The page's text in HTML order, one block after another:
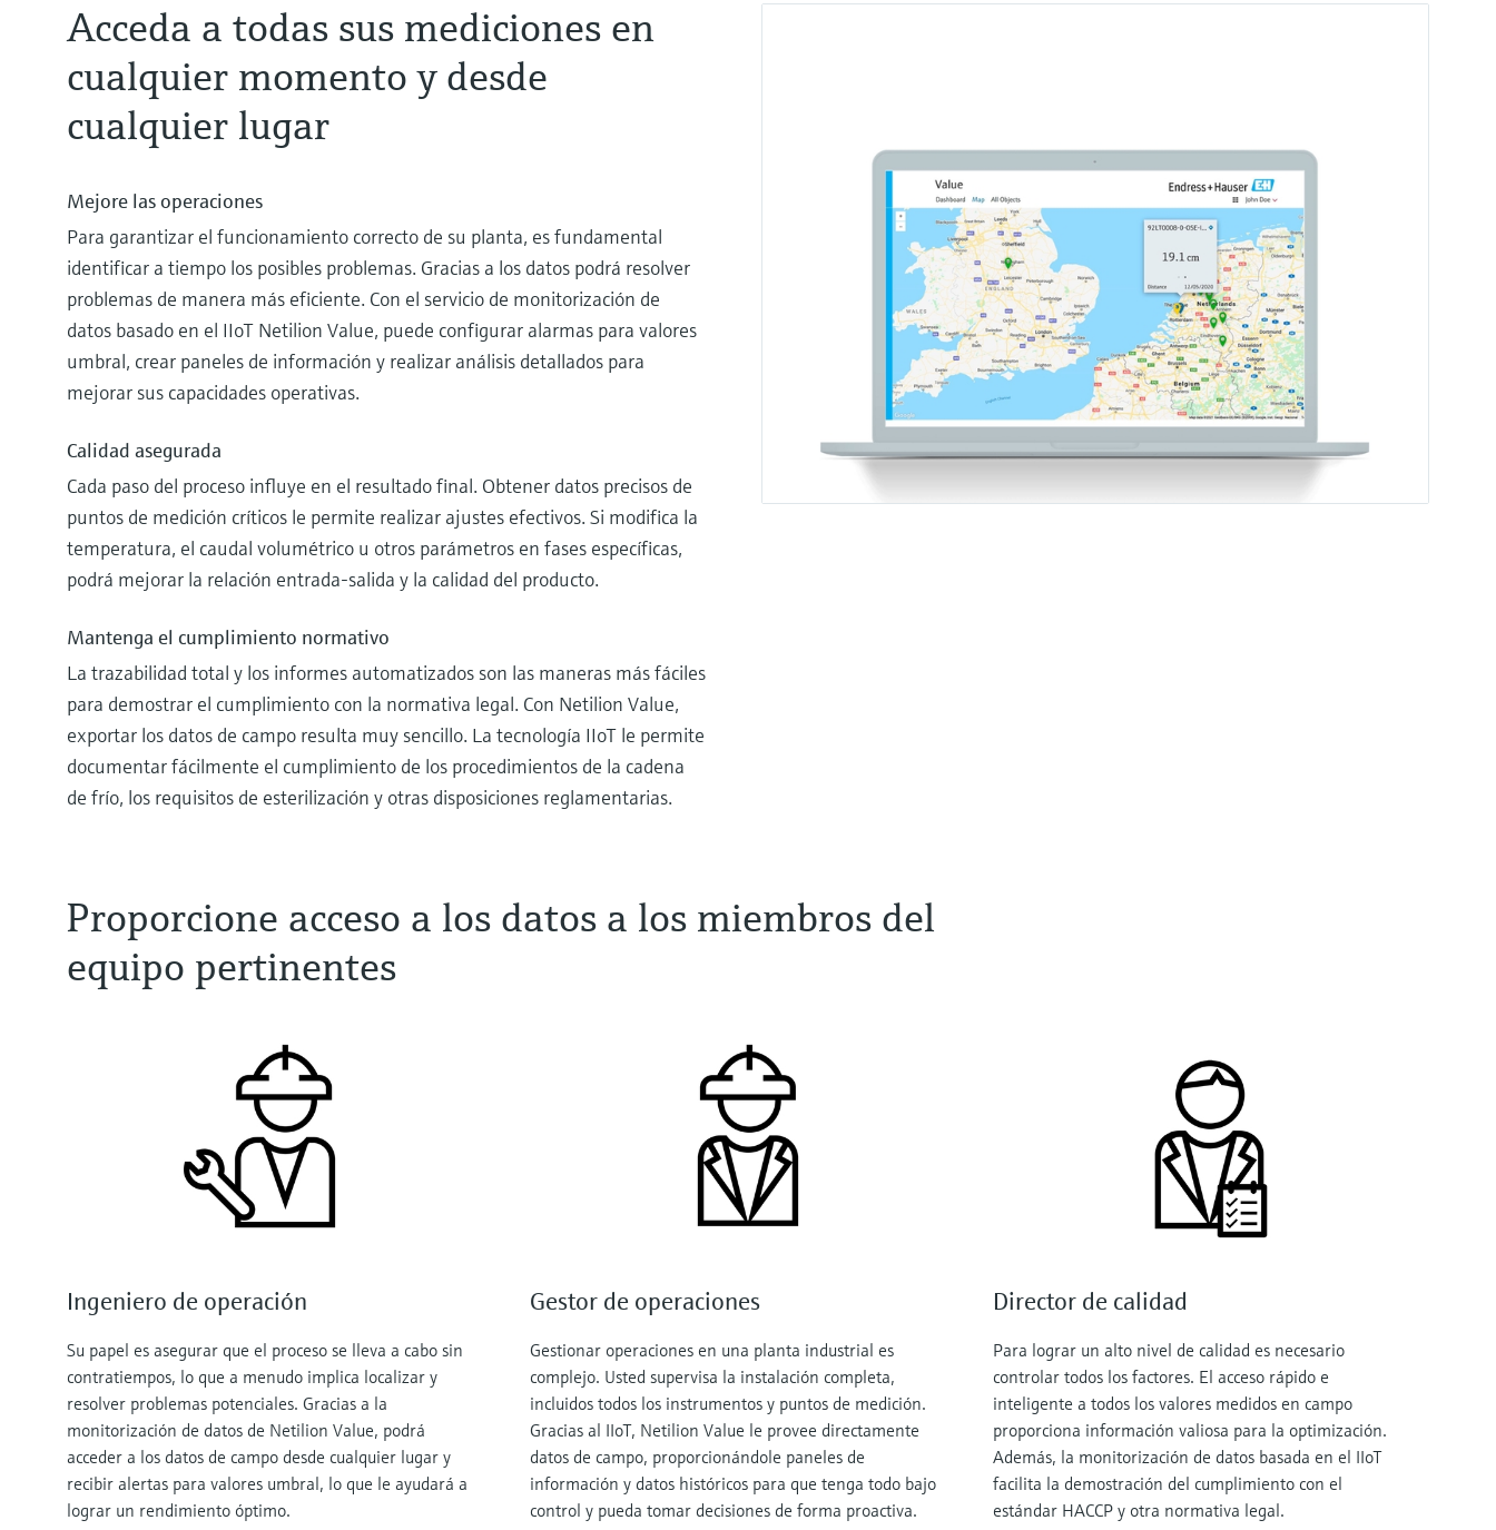
Acceda a todas sus mediciones en
cualquier momento y desde
cualquier lugar
Mejore las operaciones
Para garantizar el funcionamiento correcto de su planta, es fundamental
identificar a tiempo los posibles problemas. Gracias a los datos podrá resolver
problemas de manera más eficiente. Con el servicio de monitorización de
datos basado en el IIoT Netilion Value, puede configurar alarmas para valores
umbral, crear paneles de información y realizar análisis detallados para
mejorar sus capacidades operativas.
Calidad asegurada
Cada paso del proceso influye en el resultado final. Obtener datos precisos de
puntos de medición críticos le permite realizar ajustes efectivos. Si modifica la
temperatura, el caudal volumétrico u otros parámetros en fases específicas,
podrá mejorar la relación entrada-salida y la calidad del producto.
Mantenga el cumplimiento normativo
La trazabilidad total y los informes automatizados son las maneras más fáciles
para demostrar el cumplimiento con la normativa legal. Con Netilion Value,
exportar los datos de campo resulta muy sencillo. La tecnología IIoT le permite
documentar fácilmente el cumplimiento de los procedimientos de la cadena
de frío, los requisitos de esterilización y otras disposiciones reglamentarias.
Proporcione acceso a los datos a los miembros del
equipo pertinentes
Ingeniero de operación
Su papel es asegurar que el proceso se lleva a cabo sin
contratiempos, lo que a menudo implica localizar y
resolver problemas potenciales. Gracias a la
monitorización de datos de Netilion Value, podrá
acceder a los datos de campo desde cualquier lugar y
recibir alertas para valores umbral, lo que le ayudará a
lograr un rendimiento óptimo.
Gestor de operaciones
Gestionar operaciones en una planta industrial es
complejo. Usted supervisa la instalación completa,
incluidos todos los instrumentos y puntos de medición.
Gracias al IIoT, Netilion Value le provee directamente
datos de campo, proporcionándole paneles de
información y datos históricos para que tenga todo bajo
control y pueda tomar decisiones de forma proactiva.
Director de calidad
Para lograr un alto nivel de calidad es necesario
controlar todos los factores. El acceso rápido e
inteligente a todos los valores medidos en campo
proporciona información valiosa para la optimización.
Además, la monitorización de datos basada en el IIoT
facilita la demostración del cumplimiento con el
estándar HACCP y otra normativa legal.